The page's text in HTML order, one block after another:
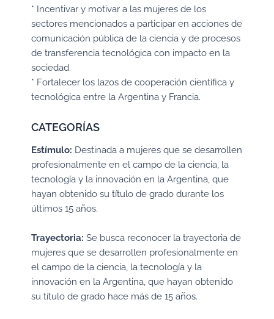
* Incentivar y motivar a las mujeres de los
sectores mencionados a participar en acciones de
comunicación pública de la ciencia y de procesos
de transferencia tecnológica con impacto en la
sociedad.
* Fortalecer los lazos de cooperación científica y
tecnológica entre la Argentina y Francia.
CATEGORÍAS
Estímulo: Destinada a mujeres que se desarrollen
profesionalmente en el campo de la ciencia, la
tecnología y la innovación en la Argentina, que
hayan obtenido su título de grado durante los
últimos 15 años.
Trayectoria: Se busca reconocer la trayectoria de
mujeres que se desarrollen profesionalmente en
el campo de la ciencia, la tecnología y la
innovación en la Argentina, que hayan obtenido
su título de grado hace más de 15 años.